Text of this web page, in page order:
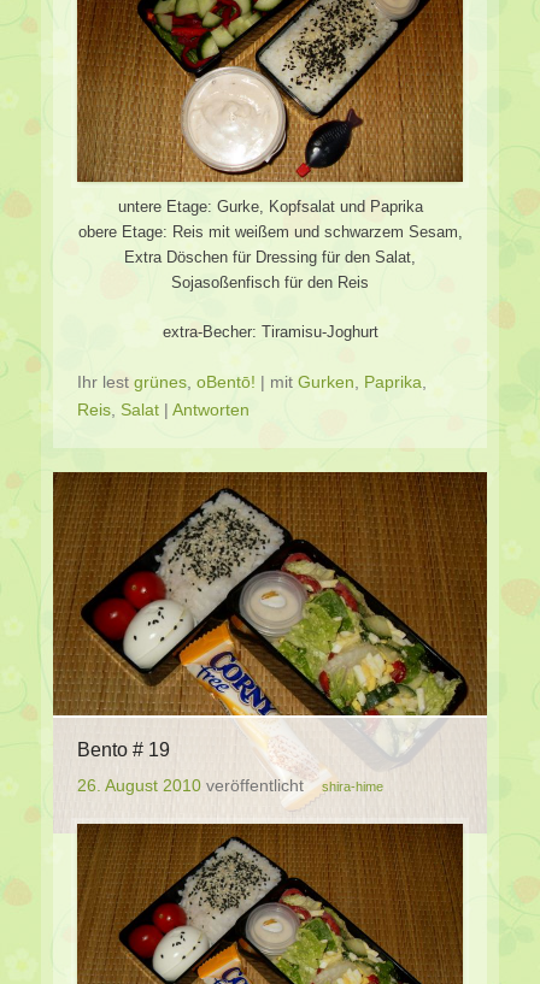
untere Etage: Gurke, Kopfsalat und Paprika
obere Etage: Reis mit weißem und schwarzem Sesam,
Extra Döschen für Dressing für den Salat,
Sojasoßenfisch für den Reis
extra-Becher: Tiramisu-Joghurt
Ihr lest grünes oBentō! | mit Gurken Paprika
Reis Salat | Antworten
Bento # 19
26. August 2010 veröffentlicht shira-hime